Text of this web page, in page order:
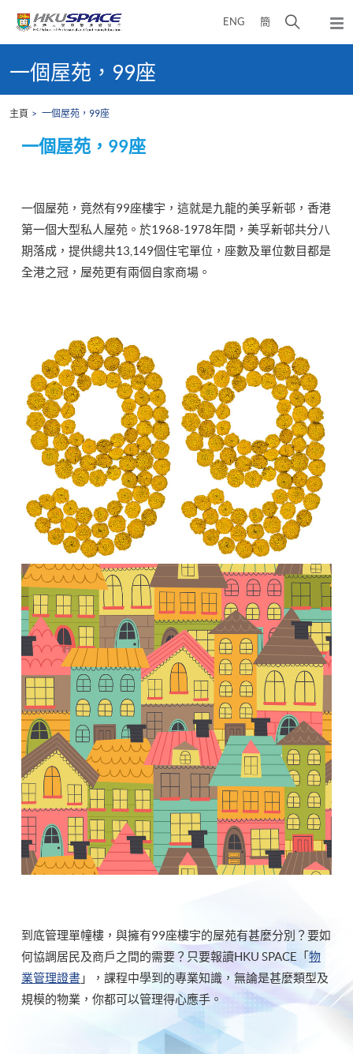
ENG 簡
開
彈
出
單
content
一個屋苑，99座
主頁 一個屋苑，99座
一個屋苑， 99座
一個屋苑，竟然有99座樓宇，這就是九龍的美孚新邨，香港
第一個大型私人屋苑。於1968-1978年間，美孚新邨共分八
期落成，提供總共13,149個住宅單位，座數及單位數目都是
全港之冠，屋苑更有兩個自家商場。
到底管理單幢樓，與擁有99座樓宇的屋苑有甚麼分別？要如
何協調居民及商戶之間的需要？只要報讀HKU SPACE「 物
業管理證書 」，課程中學到的專業知識，無論是甚麼類型及
規模的物業，你都可以管理得心應手。